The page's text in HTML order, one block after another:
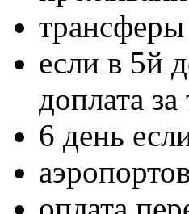
если в 5й
доплата
6 день